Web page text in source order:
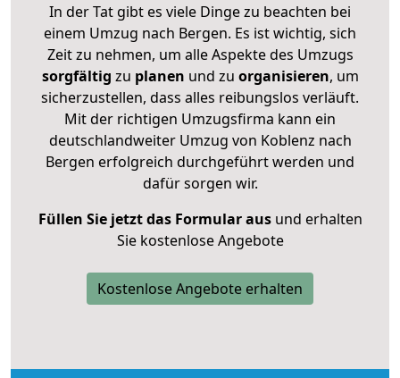
In der Tat gibt es viele Dinge zu beachten bei
einem Umzug nach Bergen. Es ist wichtig, sich
Zeit zu nehmen, um alle Aspekte des Umzugs
sorgfältig zu planen und zu organisieren, um
sicherzustellen, dass alles reibungslos verläuft.
Mit der richtigen Umzugsfirma kann ein
deutschlandweiter Umzug von Koblenz nach
Bergen erfolgreich durchgeführt werden und
dafür sorgen wir.
Füllen Sie jetzt das Formular ausund erhalten
Sie kostenlose Angebote
Kostenlose Angebote erhalten